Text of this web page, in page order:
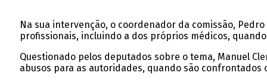
Na sua intervenção, o coordenador da comissão,
profissionais, incluindo a dos próprios médicos,
Questionado pelos deputados sobre o tema, Manuel
abusos para as autoridades, quando são confrontados